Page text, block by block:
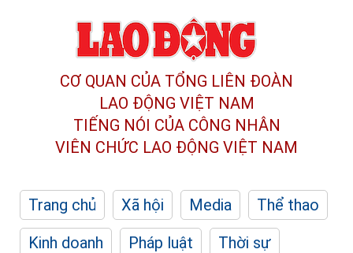
CƠ QUAN CỦA TỔNG LIÊN ĐOÀN
LAO ĐỘNG VIỆT NAM
TIẾNG NÓI CỦA CÔNG NHÂN
VIÊN CHỨC LAO ĐỘNG VIỆT NAM
Trang chủ Xã hội Media
Thể thao
Kinh doanh
Pháp luật
Thời sự